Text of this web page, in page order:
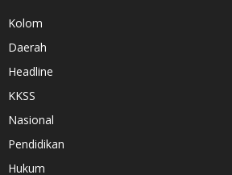
Kolom
Daerah
Headline
KKSS
Nasional
Pendidikan
Hukum